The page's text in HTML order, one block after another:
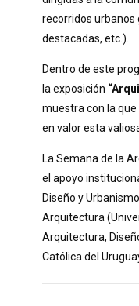
recorridos urbanos
destacadas, etc.).
Dentro de este
la exposición
muestra con la
en valor esta
La Semana de la
el apoyo
Diseño y
Arquitectura
Arquitectura,
Católica del